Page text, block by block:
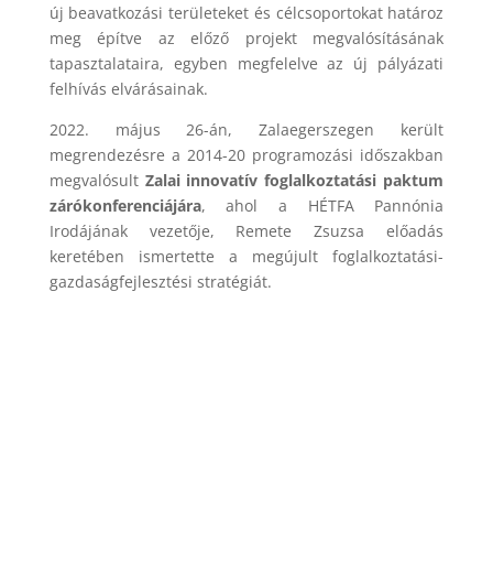
új beavatkozási területeket és célcsoportokat határoz
meg építve az előző projekt megvalósításának
tapasztalataira, egyben megfelelve az új pályázati
felhívás elvárásainak.
2022. május 26-án, Zalaegerszegen került
megrendezésre a 2014-20 programozási időszakban
megvalósultZalai innovatív foglalkoztatási paktum
zárókonferenciájára, ahol a HÉTFA Pannónia
Irodájának vezetője, Remete Zsuzsa előadás
keretében ismertette a megújult foglalkoztatási-
gazdaságfejlesztési stratégiát.